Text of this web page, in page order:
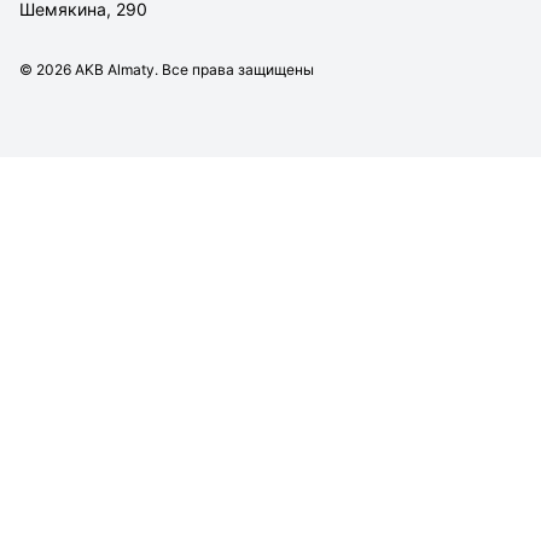
Шемякина, 290
© 2026 AKB Almaty. Все права защищены